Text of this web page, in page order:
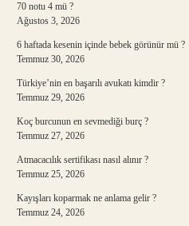
70 notu 4 mü ?
Ağustos 3, 2026
6 haftada kesenin içinde bebek görünür mü ?
Temmuz 30, 2026
Türkiye’nin en başarılı avukatı kimdir ?
Temmuz 29, 2026
Koç burcunun en sevmediği burç ?
Temmuz 27, 2026
Atmacacılık sertifikası nasıl alınır ?
Temmuz 25, 2026
Kayışları koparmak ne anlama gelir ?
Temmuz 24, 2026